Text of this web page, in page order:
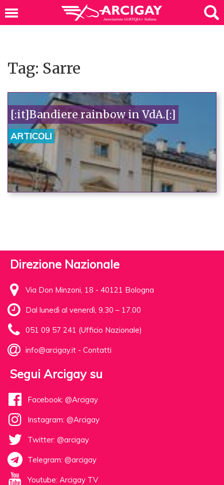
Tag: Sarre
[:it]Bandiere rainbow in VdA.[:]
ARTICOLI
Direzione Nazionale
Via Don Minzoni, 18 - 40121 Bologna
Dal lunedì al venerdì, 9.30 – 17.00
051 09 57 241 (Ufficio Nazionale)
info@arcigay.it - Contatti
Segui Arcigay su
Facebook: @Arcigay
Instagram: @Arcigay
Twitter: @arcigay
Telegram: @arcigay
Youtube: Arcigay TV